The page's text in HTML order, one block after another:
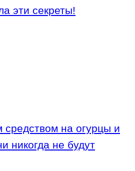
эти секреты!
средством на огурцы и
никогда не будут